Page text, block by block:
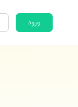
ورود